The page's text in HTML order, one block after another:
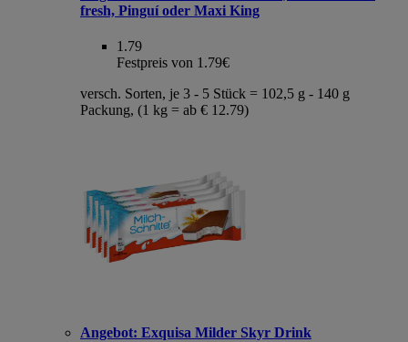
fresh, Pinguí oder Maxi King
1.79
Festpreis von 1.79€
versch. Sorten, je 3 - 5 Stück = 102,5 g - 140 g
Packung, (1 kg = ab € 12.79)
Angebot: Exquisa Milder Skyr Drink